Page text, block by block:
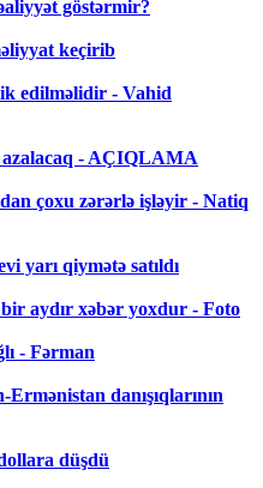
göstərmir?
keçirib
edilməlidir - Vahid
- AÇIQLAMA
çoxu zərərlə işləyir - Natiq
yarı qiymətə satıldı
aydır xəbər yoxdur - Foto
- Fərman
danışıqlarının
düşdü